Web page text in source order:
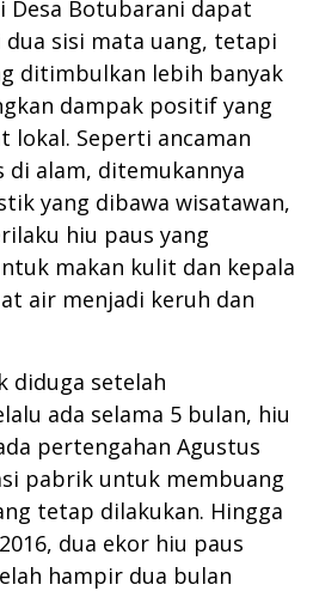
Desa Botubarani dapat
sisi mata uang, tetapi
ditimbulkan lebih banyak
dampak positif yang
lokal. Seperti ancaman
di alam, ditemukannya
yang dibawa wisatawan,
hiu paus yang
makan kulit dan kepala
air menjadi keruh dan
diduga setelah
ada selama 5 bulan, hiu
pertengahan Agustus
pabrik untuk membuang
tetap dilakukan. Hingga
dua ekor hiu paus
hampir dua bulan